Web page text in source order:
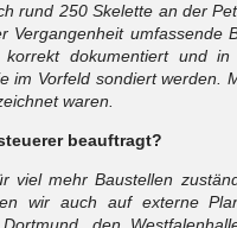
rund 250 Skelette an der
Vergangenheit umfassende
dokumentiert und
im Vorfeld sondiert
waren.
beauftragt?
viel mehr Baustellen
wir auch auf externe